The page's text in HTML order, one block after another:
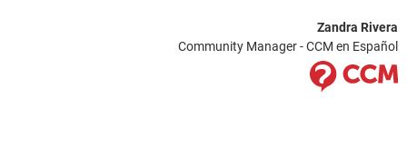
Zandra Rivera
Community Manager - CCM en Español